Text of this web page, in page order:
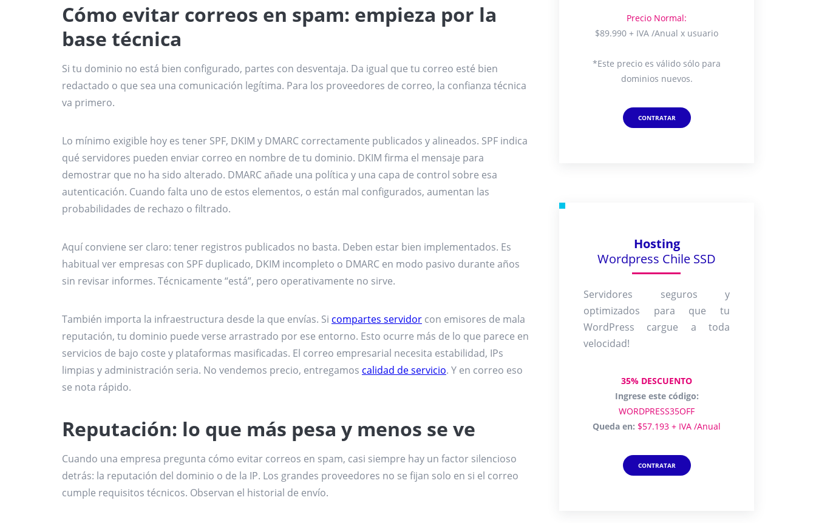
Cómo evitar correos en spam: empieza por la
base técnica
Si tu dominio no está bien configurado, partes con desventaja. Da igual que tu correo esté bien
redactado o que sea una comunicación legítima. Para los proveedores de correo, la confianza técnica
va primero.
Lo mínimo exigible hoy es tener SPF, DKIM y DMARC correctamente publicados y alineados. SPF indica
qué servidores pueden enviar correo en nombre de tu dominio. DKIM firma el mensaje para
demostrar que no ha sido alterado. DMARC añade una política y una capa de control sobre esa
autenticación. Cuando falta uno de estos elementos, o están mal configurados, aumentan las
probabilidades de rechazo o filtrado.
Aquí conviene ser claro: tener registros publicados no basta. Deben estar bien implementados. Es
habitual ver empresas con SPF duplicado, DKIM incompleto o DMARC en modo pasivo durante años
sin revisar informes. Técnicamente “está”, pero operativamente no sirve.
También importa la infraestructura desde la que envías. Si compartes servidor con emisores de mala
reputación, tu dominio puede verse arrastrado por ese entorno. Esto ocurre más de lo que parece en
servicios de bajo coste y plataformas masificadas. El correo empresarial necesita estabilidad, IPs
limpias y administración seria. No vendemos precio, entregamos calidad de servicio. Y en correo eso
se nota rápido.
Reputación: lo que más pesa y menos se ve
Cuando una empresa pregunta cómo evitar correos en spam, casi siempre hay un factor silencioso
detrás: la reputación del dominio o de la IP. Los grandes proveedores no se fijan solo en si el correo
cumple requisitos técnicos. Observan el historial de envío.
Precio Normal:
$89.990 + IVA /Anual x usuario
*Este precio es válido sólo para
dominios nuevos.
CONTRATAR
Hosting
Wordpress Chile SSD
Servidores seguros y
optimizados para que tu
WordPress cargue a toda
velocidad!
35% DESCUENTO
Ingrese este código:
WORDPRESS35OFF
Queda en: $57.193 + IVA /Anual
CONTRATAR